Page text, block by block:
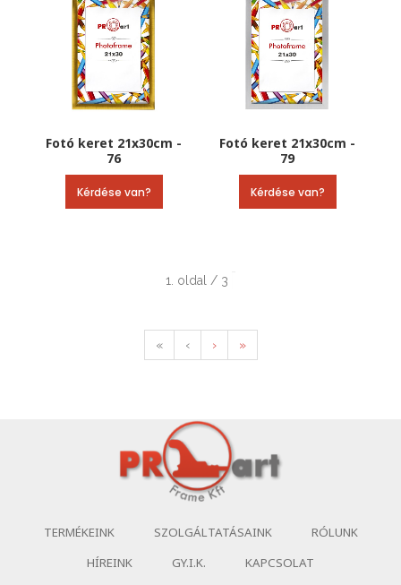
Fotó keret 21x30cm -
76
Kérdése van?
Fotó keret 21x30cm -
79
Kérdése van?
1. oldal / 3
« ‹ › »
TERMÉKEINK SZOLGÁLTATÁSAINK
RÓLUNK
HÍREINK
GY.I.K. KAPCSOLAT